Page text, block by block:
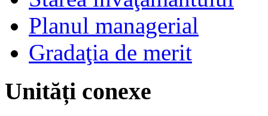
Planul managerial
Gradaţia de merit
Unități conexe